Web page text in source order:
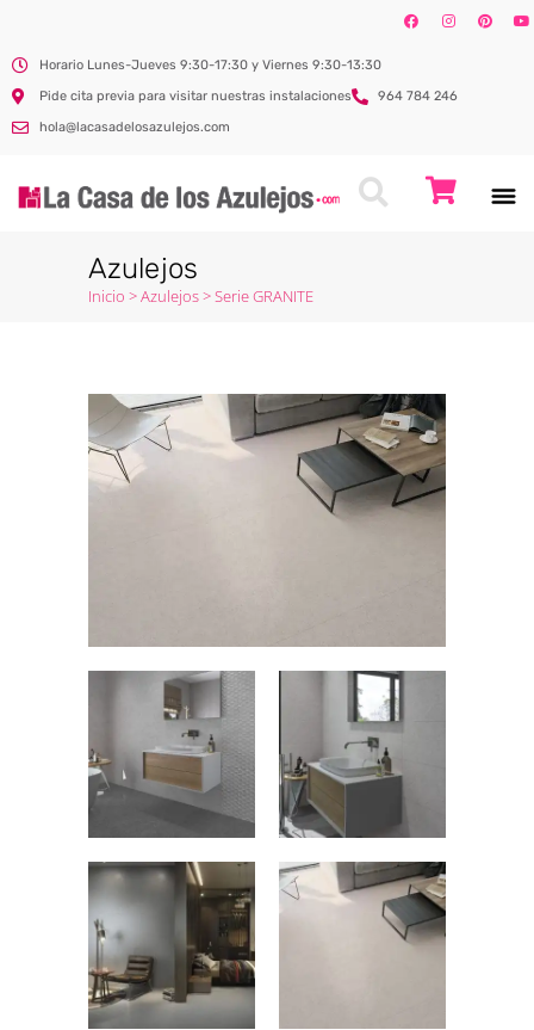
Horario Lunes-Jueves 9:30-17:30 y Viernes 9:30-13:30
Pide cita previa para visitar nuestras instalaciones
964 784 246
hola@lacasadelosazulejos.com
Azulejos
Inicio >Azulejos>Serie GRANITE